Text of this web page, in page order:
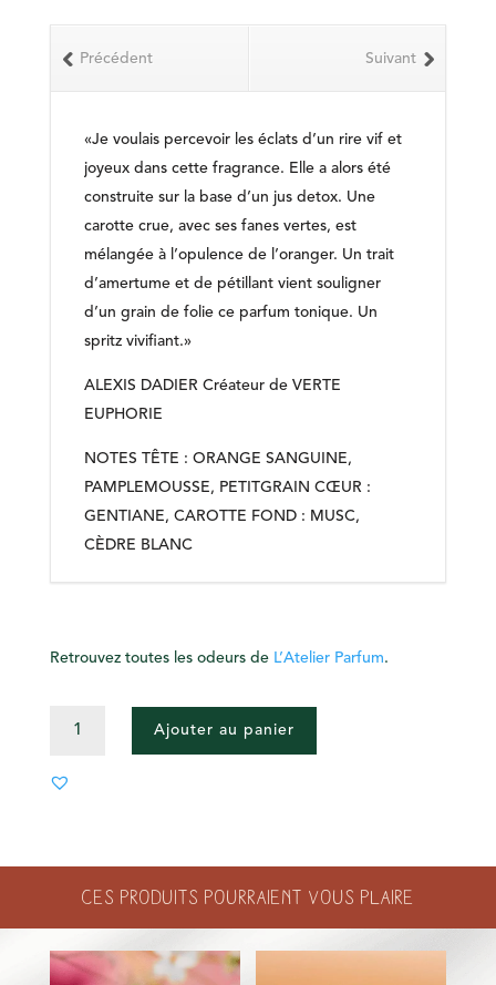
Suivant
Précédent
«Je voulais percevoir les éclats d’un rire vif et
joyeux dans cette fragrance. Elle a alors été
construite sur la base d’un jus detox. Une
carotte crue, avec ses fanes vertes, est
mélangée à l’opulence de l’oranger. Un trait
d’amertume et de pétillant vient souligner
d’un grain de folie ce parfum tonique. Un
spritz vivifiant.»
ALEXIS DADIER Créateur de VERTE
EUPHORIE
NOTES TÊTE : ORANGE SANGUINE,
PAMPLEMOUSSE, PETITGRAIN CŒUR :
GENTIANE, CAROTTE FOND : MUSC,
CÈDRE BLANC
Retrouvez toutes les odeurs de L’Atelier Parfum.
Ajouter au panier
Ces produits pourraient vous plaire